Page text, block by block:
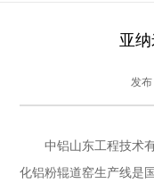
亚
发布
中铝山东工程技术有
化铝粉辊道窑生产线是